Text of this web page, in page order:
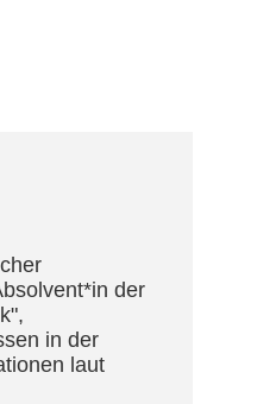
der
in der
laut